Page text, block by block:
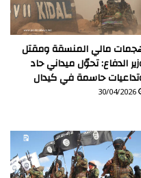
مالي المنسقة ومقتل
الدفاع: تحوّل ميداني حاد
حاسمة في كيدال
30/04/2026